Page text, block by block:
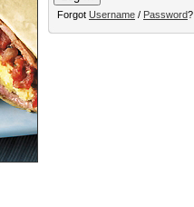
Forgot Username / Password?